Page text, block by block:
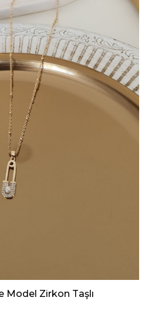
Model Zirkon Taşlı